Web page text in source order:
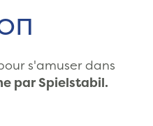
s'amuser dans
par Spielstabil.